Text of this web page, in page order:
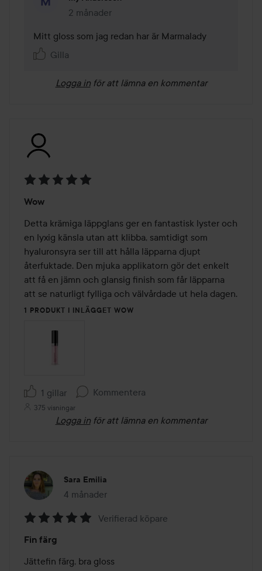
2 månader
Kommentaren lades 2 månader
Mitt gloss som jag redan har är Marmalady
Gilla
Logga in för att lämna en kommentar
5
av
5
Wow
Detta krämiga läppglans ger en fantastisk lyster och
en lyxig känsla utan att klibba, samtidigt som
hyaluronsyra ser till att hålla läpparna djupt
återfuktade. Den mjuka applikatorn gör det enkelt
att få en jämn och glansig finish som får läpparna
att se naturligt fylliga och välvårdade ut hela dagen.
1 PRODUKT I INLÄGGET WOW
1 gillar Kommentera
375 visningar
Logga in för att lämna en kommentar
Sara Emilia
4 månader
Inlägget skapades 4 månader
5
av
Verifierad köpare
Fin färg
Jättefin färg, bra gloss